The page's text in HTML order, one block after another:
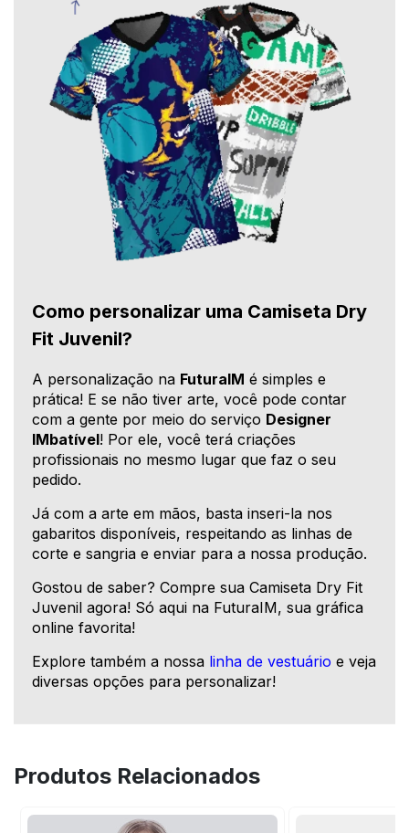
Como personalizar uma Camiseta Dry
Fit Juvenil?
A personalização na FuturaIM é simples e
prática! E se não tiver arte, você pode contar
com a gente por meio do serviço Designer
IMbatível! Por ele, você terá criações
profissionais no mesmo lugar que faz o seu
pedido.
Já com a arte em mãos, basta inseri-la nos
gabaritos disponíveis, respeitando as linhas de
corte e sangria e enviar para a nossa produção.
Gostou de saber? Compre sua Camiseta Dry Fit
Juvenil agora! Só aqui na FuturaIM, sua gráfica
online favorita!
Explore também a nossa linha de vestuário e veja
diversas opções para personalizar!
Produtos Relacionados